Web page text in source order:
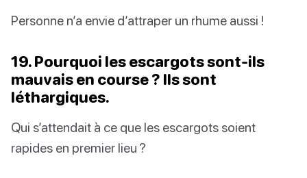
Personne n’a envie d’attraper un rhume aussi !
19. Pourquoi les escargots sont-ils
mauvais en course ? Ils sont
léthargiques.
Qui s’attendait à ce que les escargots soient
rapides en premier lieu ?